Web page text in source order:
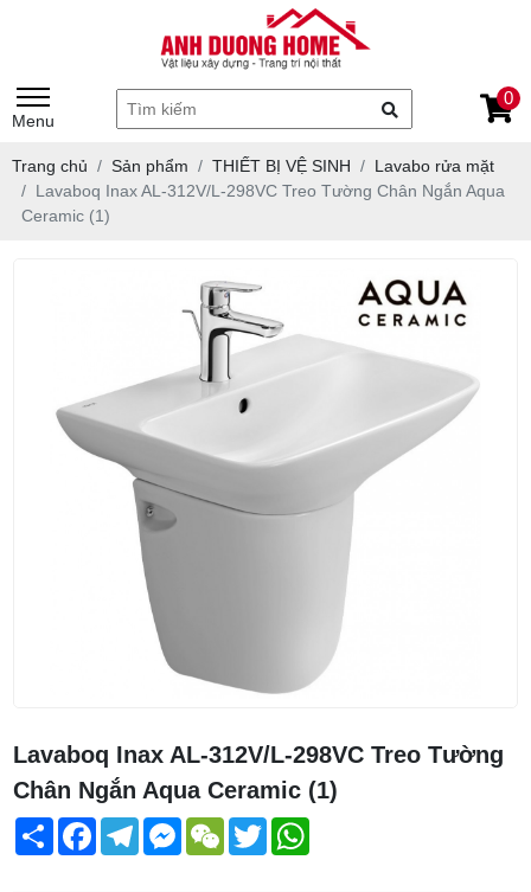
Menu
0
Trang chủ Sản phẩm THIẾT BỊ VỆ SINH
Lavabo rửa mặt
Lavaboq Inax AL-312V/L-298VC Treo Tường Chân Ngắn Aqua
Ceramic (1)
Lavaboq Inax AL-312V/L-298VC Treo Tường
Chân Ngắn Aqua Ceramic (1)
Share FacebookTelegramMessenger
WeChatTwitter